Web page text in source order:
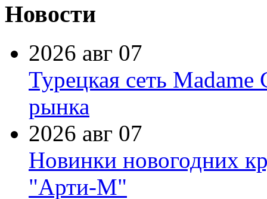
Новости
2026 авг 07
Турецкая сеть Madame
рынка
2026 авг 07
Новинки новогодних
"Арти-М"